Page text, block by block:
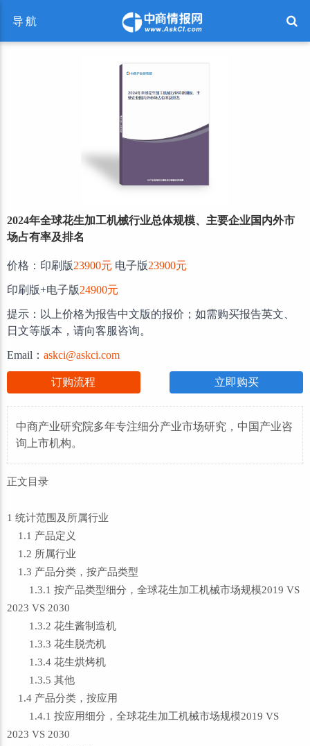
导航
2024年全球花生加工机械行业总体规模、主要企业国内外市
场占有率及排名
价格：印刷版23900元 电子版23900元
印刷版+电子版24900元
提示：以上价格为报告中文版的报价；如需购买报告英文、
日文等版本，请向客服咨询。
Email： askci@askci.com
订购流程 立即购买
中商产业研究院多年专注细分产业市场研究，中国产业咨
询上市机构。
正文目录
1 统计范围及所属行业
1.1 产品定义
1.2 所属行业
1.3 产品分类，按产品类型
1.3.1 按产品类型细分，全球花生加工机械市场规模2019 VS
2023 VS 2030
1.3.2 花生酱制造机
1.3.3 花生脱壳机
1.3.4 花生烘烤机
1.3.5 其他
1.4 产品分类，按应用
1.4.1 按应用细分，全球花生加工机械市场规模2019 VS
2023 VS 2030